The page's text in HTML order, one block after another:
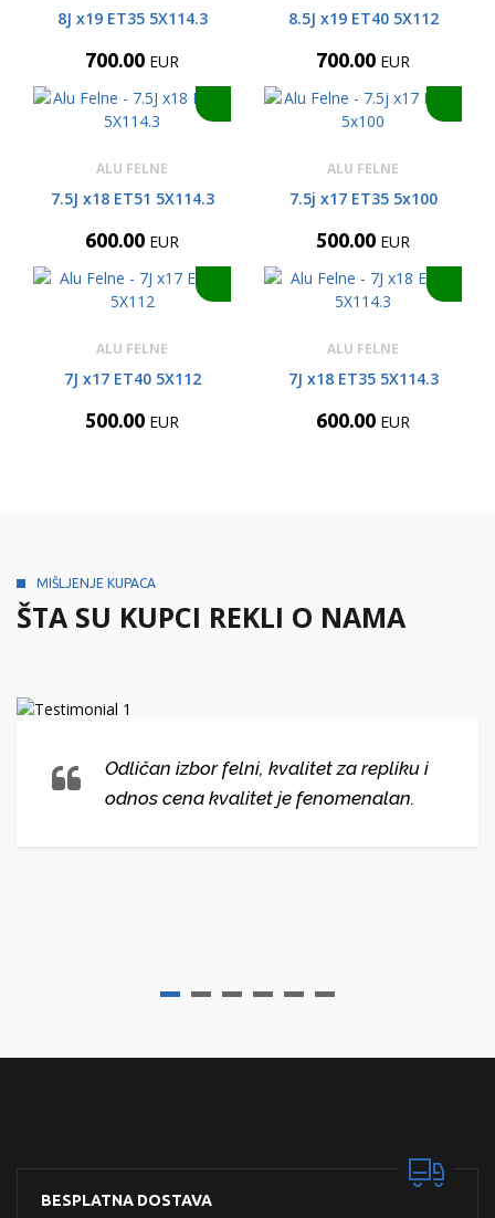
8J x19 ET35 5X114.3
700.00 EUR
8.5J x19 ET40 5X112
700.00 EUR
ALU FELNE
7.5J x18 ET51 5X114.3
600.00 EUR
ALU FELNE
7.5j x17 ET35 5x100
500.00 EUR
ALU FELNE
7J x17 ET40 5X112
500.00 EUR
ALU FELNE
7J x18 ET35 5X114.3
600.00 EUR
MIŠLJENJE KUPACA
ŠTA SU KUPCI REKLI O NAMA
Odličan izbor felni, kvalitet za repliku i
odnos cena kvalitet je fenomenalan.
BESPLATNA DOSTAVA